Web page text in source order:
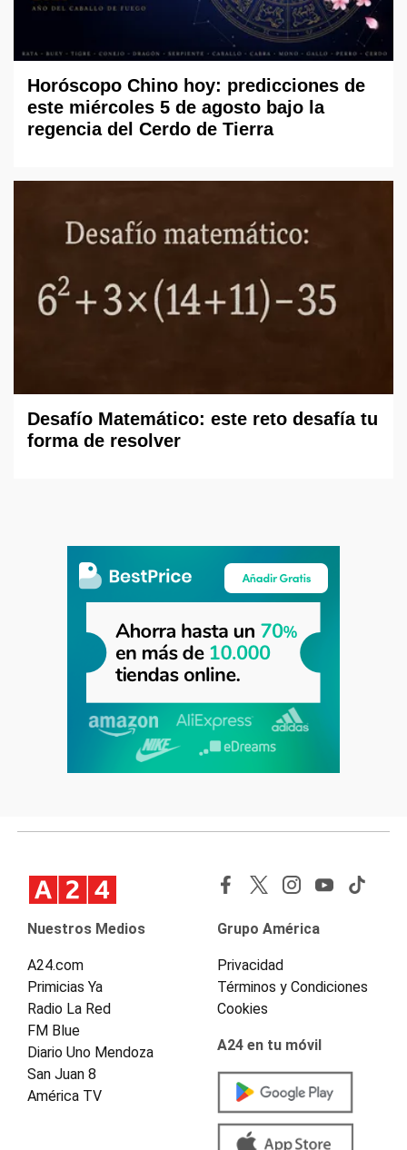
Horóscopo Chino hoy: predicciones de
este miércoles 5 de agosto bajo la
regencia del Cerdo de Tierra
Desafío Matemático: este reto desafía tu
forma de resolver
Nuestros Medios
A24.com
Primicias Ya
Radio La Red
FM Blue
Diario Uno Mendoza
San Juan 8
América TV
Grupo América
Privacidad
Términos y Condiciones
Cookies
A24 en tu móvil